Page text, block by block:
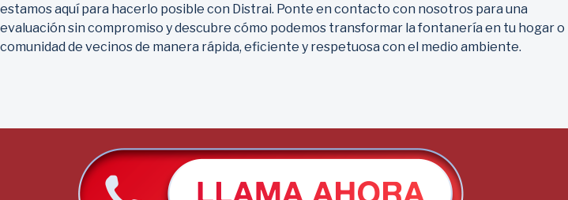
estamos aquí para hacerlo posible con Distrai. Ponte en contacto con nosotros para una
evaluación sin compromiso y descubre cómo podemos transformar la fontanería en tu hogar o
comunidad de vecinos de manera rápida, eficiente y respetuosa con el medio ambiente.